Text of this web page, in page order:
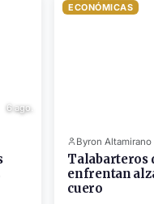
6 ago.
ECONÓMICAS
Byron Altamirano
Talabarteros
enfrentan
cuero